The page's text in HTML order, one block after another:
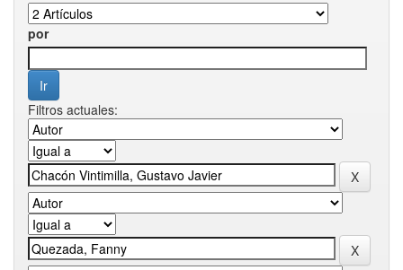
por
Filtros actuales: